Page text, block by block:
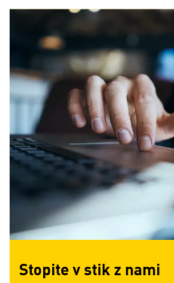
Stopite v stik z nami